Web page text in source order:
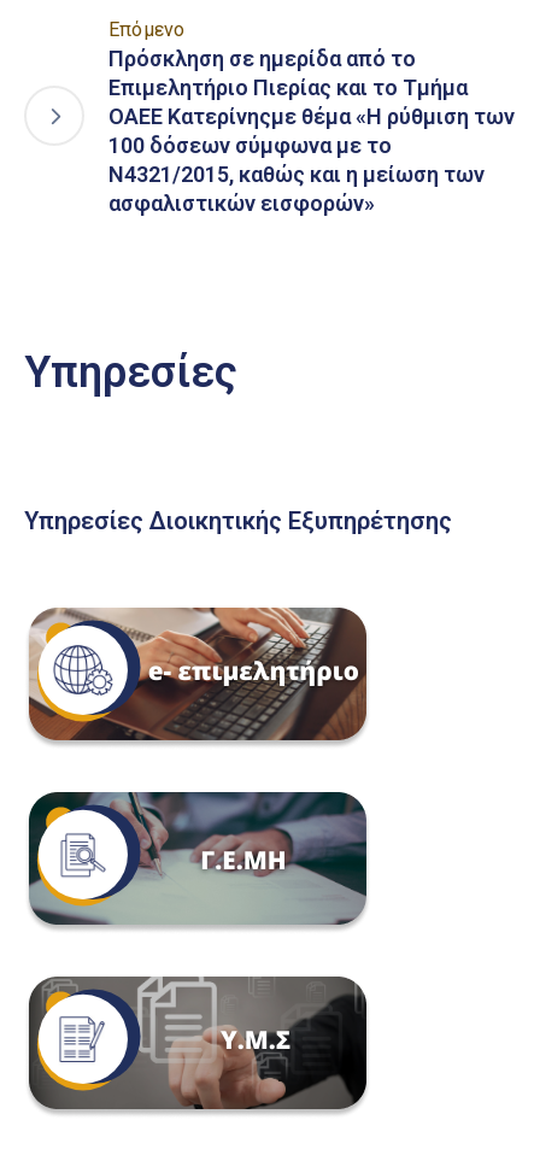
Επόμενο
Πρόσκληση σε ημερίδα από το
Επιμελητήριο Πιερίας και το Τμήμα
ΟΑΕΕ Κατερίνηςμε θέμα «Η ρύθμιση των
100 δόσεων σύμφωνα με το
Ν4321/2015, καθώς και η μείωση των
ασφαλιστικών εισφορών»
Υπηρεσίες
Υπηρεσίες Διοικητικής Εξυπηρέτησης